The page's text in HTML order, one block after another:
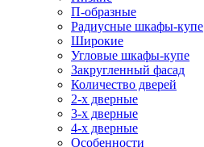
П-образные
Радиусные шкафы-купе
Широкие
Угловые шкафы-купе
Закругленный фасад
Количество дверей
2-х дверные
3-х дверные
4-х дверные
Особенности